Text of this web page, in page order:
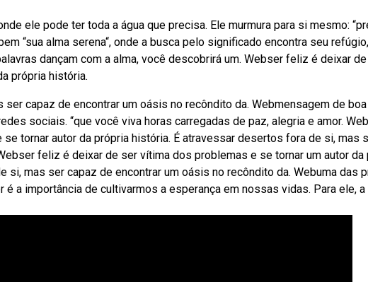
ele pode ter toda a água que precisa. Ele murmura para si mesmo:
“sua alma serena“, onde a busca pelo significado encontra seu
dançam com a alma, você descobrirá um. Webser feliz é deixar
própria história.
capaz de encontrar um oásis no recôndito da. Webmensagem de
sociais. “que você viva horas carregadas de paz, alegria e amor.
tornar autor da própria história. É atravessar desertos fora de si, mas
feliz é deixar de ser vítima dos problemas e se tornar um autor da
si, mas ser capaz de encontrar um oásis no recôndito da. Webuma das
a importância de cultivarmos a esperança em nossas vidas. Para ele,